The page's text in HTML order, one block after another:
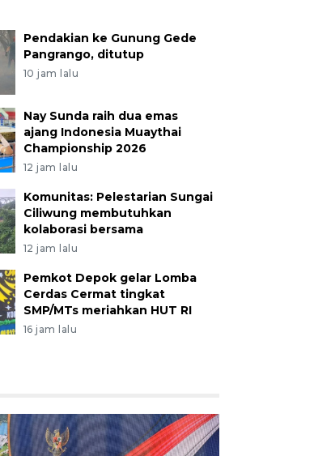
Pendakian ke Gunung Gede
Pangrango, ditutup
10 jam lalu
Nay Sunda raih dua emas
ajang Indonesia Muaythai
Championship 2026
12 jam lalu
Komunitas: Pelestarian Sungai
Ciliwung membutuhkan
kolaborasi bersama
12 jam lalu
Pemkot Depok gelar Lomba
Cerdas Cermat tingkat
SMP/MTs meriahkan HUT RI
16 jam lalu